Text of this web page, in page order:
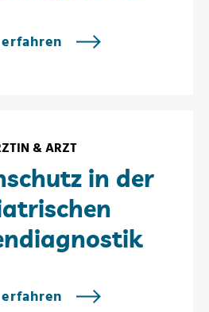
& ARZT
in der